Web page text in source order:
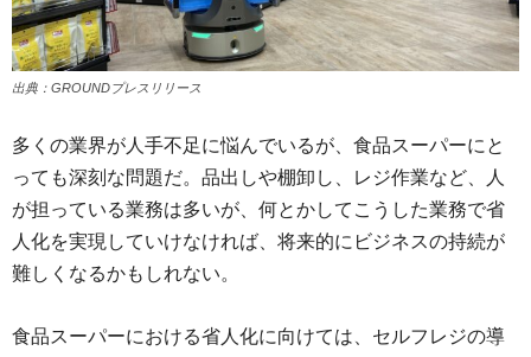
出典：GROUNDプレスリリース
多くの業界が人手不足に悩んでいるが、食品スーパーにと
っても深刻な問題だ。品出しや棚卸し、レジ作業など、人
が担っている業務は多いが、何とかしてこうした業務で省
人化を実現していけなければ、将来的にビジネスの持続が
難しくなるかもしれない。
食品スーパーにおける省人化に向けては、セルフレジの導